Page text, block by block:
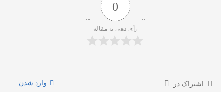
0
رأی دهی به مقاله
اشتراک در وارد شدن